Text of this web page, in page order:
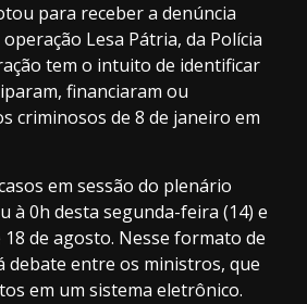
para receber a denúncia
Lesa Pátria, da Polícia
tem o intuito de identificar
financiaram ou
criminosos de 8 de janeiro em
em sessão do plenário
à 0h desta segunda-feira (14) e
18 de agosto. Nesse formato de
debate entre os ministros, que
em um sistema eletrônico.